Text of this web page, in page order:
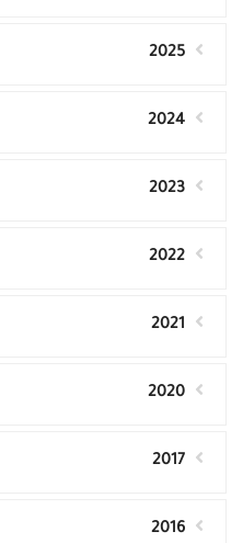
2025
2024
2023
2022
2021
2020
2017
2016